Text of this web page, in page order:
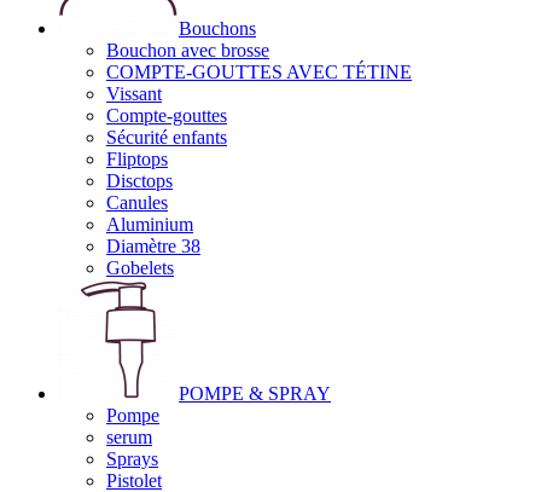
Bouchons
Bouchon avec brosse
COMPTE-GOUTTES AVEC TÉTINE
Vissant
Compte-gouttes
Sécurité enfants
Fliptops
Disctops
Canules
Aluminium
Diamètre 38
Gobelets
POMPE & SPRAY
Pompe
serum
Sprays
Pistolet